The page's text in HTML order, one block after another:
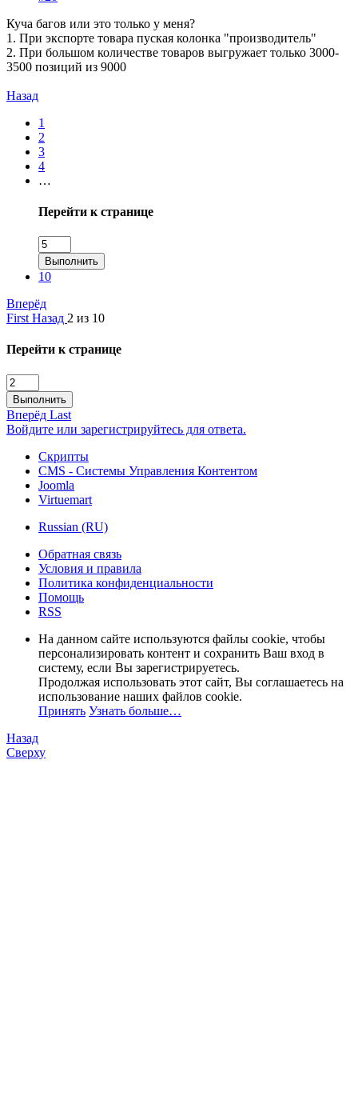
Куча багов или это только у меня?
1. При экспорте товара пуская колонка "производитель"
2. При большом количестве товаров выгружает только 3000-
3500 позиций из 9000
Назад
1
2
3
4
…
Перейти к странице
Выполнить
10
Вперёд
First Назад 2 из 10
Перейти к странице
Выполнить
Вперёд Last
Войдите или зарегистрируйтесь для ответа.
Скрипты
CMS - Системы Управления Контентом
Joomla
Virtuemart
Russian (RU)
Обратная связь
Условия и правила
Политика конфиденциальности
Помощь
RSS
На данном сайте используются файлы cookie, чтобы
персонализировать контент и сохранить Ваш вход в
систему, если Вы зарегистрируетесь.
Продолжая использовать этот сайт, Вы соглашаетесь на
использование наших файлов cookie.
Принять Узнать больше…
Назад
Сверху